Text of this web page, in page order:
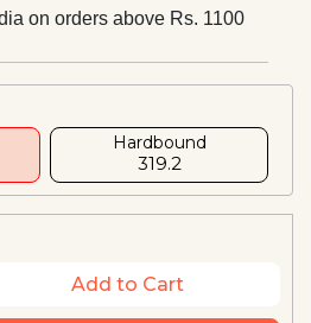
on orders above Rs. 1100
Hardbound
₹319.2
Add to Cart